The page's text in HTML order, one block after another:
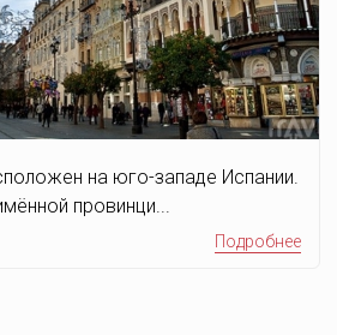
на юго-западе Испании.
провинци...
Подробнее